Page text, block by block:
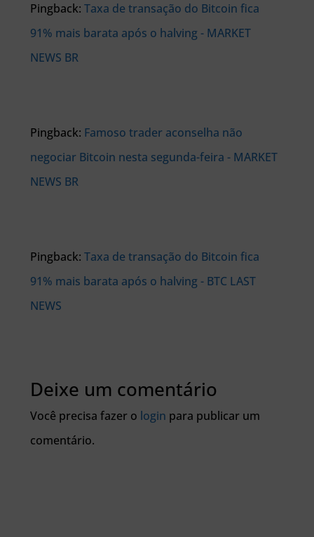
Pingback: Taxa de transação do Bitcoin fica
91% mais barata após o halving - MARKET
NEWS BR
Pingback: Famoso trader aconselha não
negociar Bitcoin nesta segunda-feira - MARKET
NEWS BR
Pingback: Taxa de transação do Bitcoin fica
91% mais barata após o halving - BTC LAST
NEWS
Deixe um comentário
Você precisa fazer o login para publicar um
comentário.